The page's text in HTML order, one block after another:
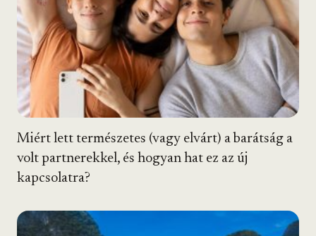
Miért lett természetes (vagy elvárt) a barátság a
volt partnerekkel, és hogyan hat ez az új
kapcsolatra?